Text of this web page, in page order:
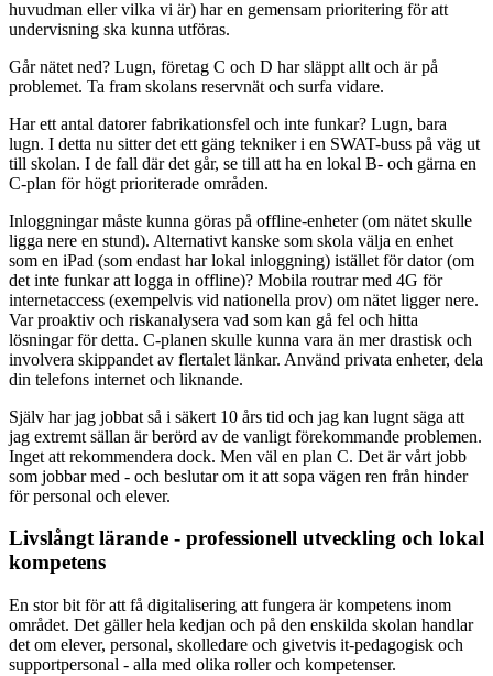
huvudman eller vilka vi är) har en gemensam prioritering för att
undervisning ska kunna utföras.
Går nätet ned? Lugn, företag C och D har släppt allt och är på
problemet. Ta fram skolans reservnät och surfa vidare.
Har ett antal datorer fabrikationsfel och inte funkar? Lugn, bara
lugn. I detta nu sitter det ett gäng tekniker i en SWAT-buss på väg ut
till skolan. I de fall där det går, se till att ha en lokal B- och gärna en
C-plan för högt prioriterade områden.
Inloggningar måste kunna göras på offline-enheter (om nätet skulle
ligga nere en stund). Alternativt kanske som skola välja en enhet
som en iPad (som endast har lokal inloggning) istället för dator (om
det inte funkar att logga in offline)? Mobila routrar med 4G för
internetaccess (exempelvis vid nationella prov) om nätet ligger nere.
Var proaktiv och riskanalysera vad som kan gå fel och hitta
lösningar för detta. C-planen skulle kunna vara än mer drastisk och
involvera skippandet av flertalet länkar. Använd privata enheter, dela
din telefons internet och liknande.
Själv har jag jobbat så i säkert 10 års tid och jag kan lugnt säga att
jag extremt sällan är berörd av de vanligt förekommande problemen.
Inget att rekommendera dock. Men väl en plan C. Det är vårt jobb
som jobbar med - och beslutar om it att sopa vägen ren från hinder
för personal och elever.
Livslångt lärande - professionell utveckling och lokal
kompetens
En stor bit för att få digitalisering att fungera är kompetens inom
området. Det gäller hela kedjan och på den enskilda skolan handlar
det om elever, personal, skolledare och givetvis it-pedagogisk och
supportpersonal - alla med olika roller och kompetenser.